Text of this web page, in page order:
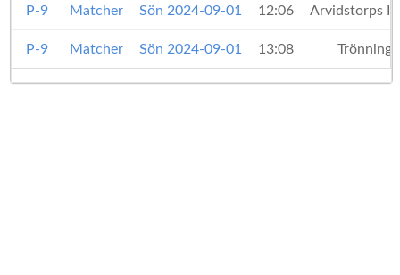
P-9 Matcher Sön 2024-09-01 12:06 Arvidstorps
P-9 Matcher Sön 2024-09-01 13:08